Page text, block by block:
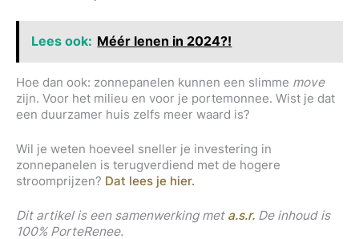
Lees ook: Méér lenen in 2024?!
Hoe dan ook: zonnepanelen kunnen een slimme move
zijn. Voor het milieu en voor je portemonnee. Wist je dat
een duurzamer huis zelfs meer waard is?
Wil je weten hoeveel sneller je investering in
zonnepanelen is terugverdiend met de hogere
stroomprijzen? Dat lees je hier.
Dit artikel is een samenwerking met a.s.r. De inhoud is
100% PorteRenee.